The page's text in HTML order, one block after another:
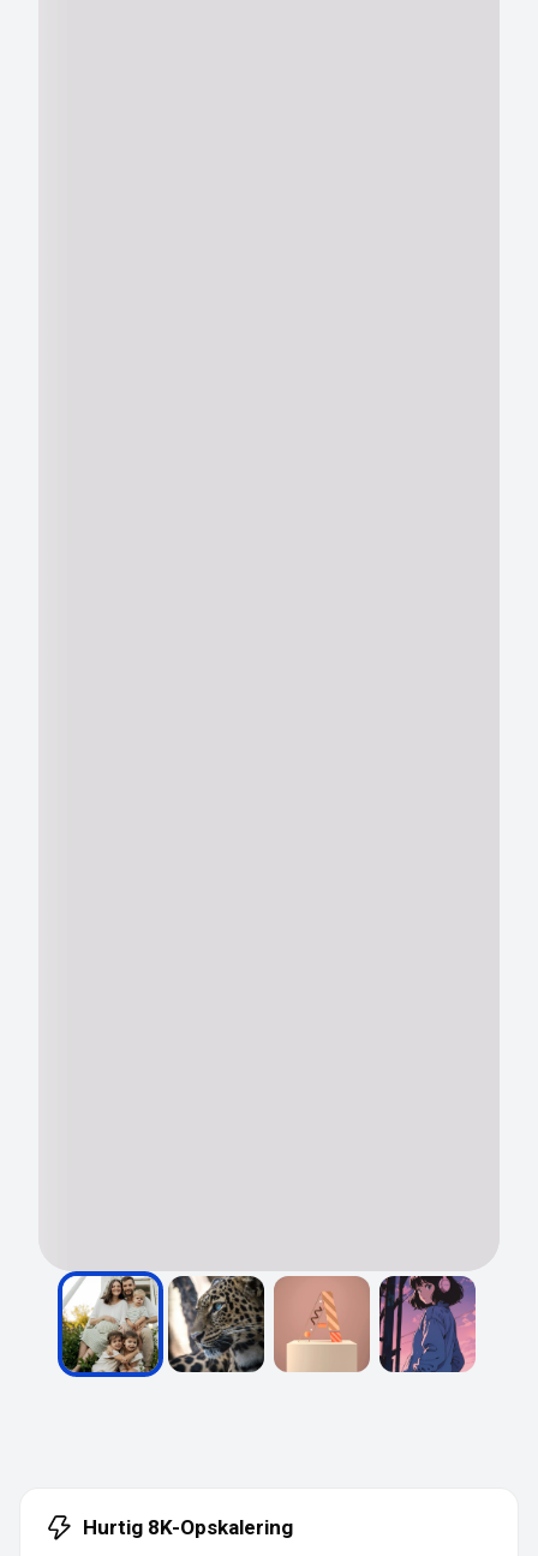
Hurtig 8K-Opskalering